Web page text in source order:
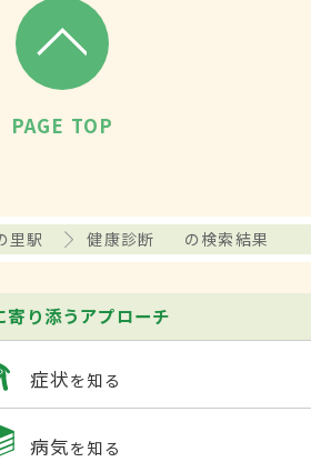
PAGE TOP
里駅 健康診断 の検索結果
寄り添うアプローチ
症状を知る
病気を知る